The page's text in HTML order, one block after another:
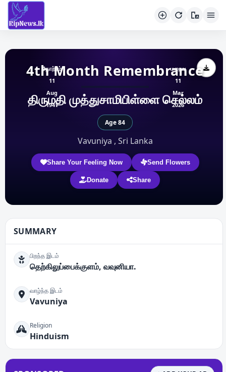
4th Month Remembrance
தோற்றம்
11
Aug
1941
மறைவு
11
Mar
2026
திருமதி முத்துசாமிபிள்ளை செல்லம்
Age 84
Vavuniya , Sri Lanka
Share Your Feeling Now Send Flowers
Donate Share
SUMMARY
பிறந்த இடம்
தெற்கிலுப்பைக்குளம், வவுனியா.
வாழ்ந்த இடம்
Vavuniya
Religion
Hinduism